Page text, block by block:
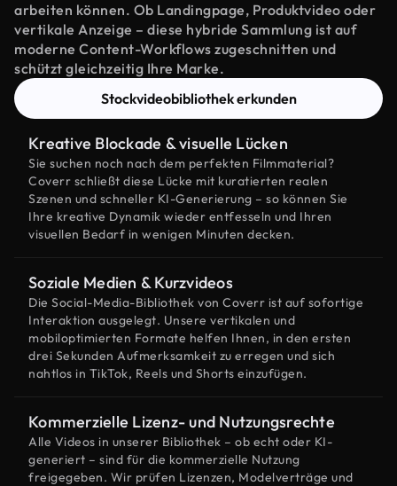
arbeiten können. Ob Landingpage, Produktvideo oder
vertikale Anzeige – diese hybride Sammlung ist auf
moderne Content-Workflows zugeschnitten und
schützt gleichzeitig Ihre Marke.
Stockvideobibliothek erkunden
Kreative Blockade & visuelle Lücken
Sie suchen noch nach dem perfekten Filmmaterial?
Coverr schließt diese Lücke mit kuratierten realen
Szenen und schneller KI-Generierung – so können Sie
Ihre kreative Dynamik wieder entfesseln und Ihren
visuellen Bedarf in wenigen Minuten decken.
Soziale Medien & Kurzvideos
Die Social-Media-Bibliothek von Coverr ist auf sofortige
Interaktion ausgelegt. Unsere vertikalen und
mobiloptimierten Formate helfen Ihnen, in den ersten
drei Sekunden Aufmerksamkeit zu erregen und sich
nahtlos in TikTok, Reels und Shorts einzufügen.
Kommerzielle Lizenz- und Nutzungsrechte
Alle Videos in unserer Bibliothek – ob echt oder KI-
generiert – sind für die kommerzielle Nutzung
freigegeben. Wir prüfen Lizenzen, Modelverträge und